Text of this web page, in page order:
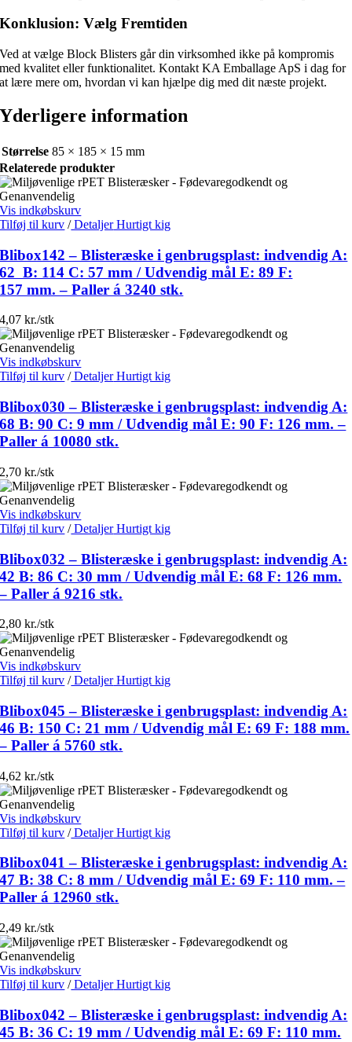
Konklusion: Vælg Fremtiden
Ved at vælge Block Blisters går din virksomhed ikke på kompromis
med kvalitet eller funktionalitet. Kontakt KA Emballage ApS i dag for
at lære mere om, hvordan vi kan hjælpe dig med dit næste projekt.
Yderligere information
Størrelse 85 × 185 × 15 mm
Relaterede produkter
Vis indkøbskurv
Tilføj til kurv /DetaljerHurtigt kig
Blibox142 – Blisteræske i genbrugsplast: indvendig A:
62 B: 114 C: 57 mm / Udvendig mål E: 89 F:
157 mm. – Paller á 3240 stk.
4,07 kr./stk
Vis indkøbskurv
Tilføj til kurv /DetaljerHurtigt kig
Blibox030 – Blisteræske i genbrugsplast: indvendig A:
68 B: 90 C: 9 mm / Udvendig mål E: 90 F: 126 mm. –
Paller á 10080 stk.
2,70 kr./stk
Vis indkøbskurv
Tilføj til kurv /DetaljerHurtigt kig
Blibox032 – Blisteræske i genbrugsplast: indvendig A:
42 B: 86 C: 30 mm / Udvendig mål E: 68 F: 126 mm.
– Paller á 9216 stk.
2,80 kr./stk
Vis indkøbskurv
Tilføj til kurv /DetaljerHurtigt kig
Blibox045 – Blisteræske i genbrugsplast: indvendig A:
46 B: 150 C: 21 mm / Udvendig mål E: 69 F: 188 mm.
– Paller á 5760 stk.
4,62 kr./stk
Vis indkøbskurv
Tilføj til kurv /DetaljerHurtigt kig
Blibox041 – Blisteræske i genbrugsplast: indvendig A:
47 B: 38 C: 8 mm / Udvendig mål E: 69 F: 110 mm. –
Paller á 12960 stk.
2,49 kr./stk
Vis indkøbskurv
Tilføj til kurv /DetaljerHurtigt kig
Blibox042 – Blisteræske i genbrugsplast: indvendig A:
45 B: 36 C: 19 mm / Udvendig mål E: 69 F: 110 mm.